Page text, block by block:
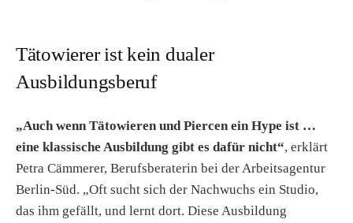
Tätowierer ist kein dualer
Ausbildungsberuf
„Auch wenn Tätowieren und Piercen ein Hype ist …
eine klassische Ausbildung gibt es dafür nicht“, erklärt
Petra Cämmerer, Berufsberaterin bei der Arbeitsagentur
Berlin-Süd. „Oft sucht sich der Nachwuchs ein Studio,
das ihm gefällt, und lernt dort. Diese Ausbildung